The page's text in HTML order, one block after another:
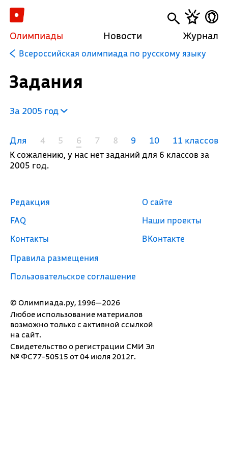
Олимпиады Новости Журнал
Всероссийская олимпиада по русскому языку
Задания
За 2005 год
Для 4 5 6 7 8 9 10 11 классов
К сожалению, у нас нет заданий для 6 классов за
2005 год.
© Олимпиада.ру, 1996—2026
Любое использование материалов
возможно только с активной ссылкой
на сайт.
Свидетельство о регистрации СМИ Эл
№ ФС77-50515 от 04 июля 2012г.
Редакция
FAQ
Контакты
Правила размещения
Пользовательское соглашение
О сайте
Наши проекты
ВКонтакте